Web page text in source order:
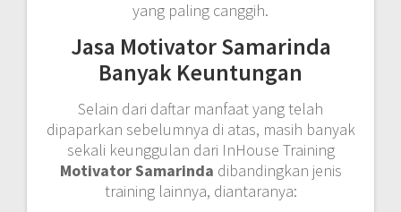
yang paling canggih.
Jasa Motivator Samarinda
Banyak Keuntungan
Selain dari daftar manfaat yang telah
dipaparkan sebelumnya di atas, masih banyak
sekali keunggulan dari InHouse Training
Motivator Samarinda dibandingkan jenis
training lainnya, diantaranya: